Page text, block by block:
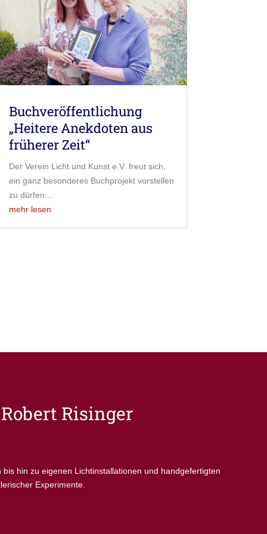
Buchveröffentlichung
„Heitere Anekdoten aus
früherer Zeit“
Der Verein Licht und Kunst e.V. freut sich,
ein ganz besonderes Buchprojekt vorstellen
zu dürfen:...
mehr lesen
Risinger
hin zu eigenen Lichtinstallationen und handgefertigten
Experimente.